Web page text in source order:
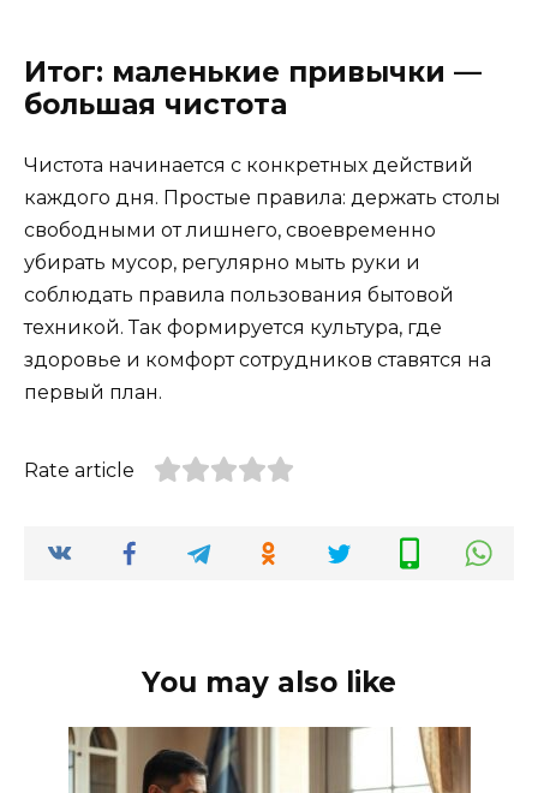
Итог: маленькие привычки —
большая чистота
Чистота начинается с конкретных действий
каждого дня. Простые правила: держать столы
свободными от лишнего, своевременно
убирать мусор, регулярно мыть руки и
соблюдать правила пользования бытовой
техникой. Так формируется культура, где
здоровье и комфорт сотрудников ставятся на
первый план.
Rate article
You may also like